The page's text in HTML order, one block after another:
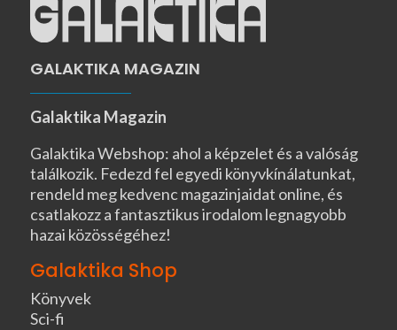
GALAKTIKA MAGAZIN
Galaktika Magazin
Galaktika Webshop: ahol a képzelet és a valóság
találkozik. Fedezd fel egyedi könyvkínálatunkat,
rendeld meg kedvenc magazinjaidat online, és
csatlakozz a fantasztikus irodalom legnagyobb
hazai közösségéhez!
Galaktika Shop
Könyvek
Sci-fi